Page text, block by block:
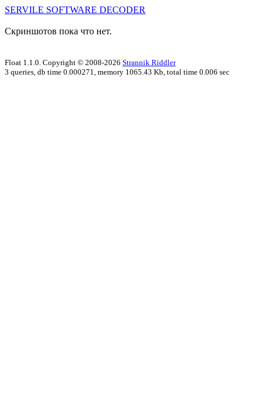
SERVILE SOFTWARE DECODER
Скриншотов пока что нет.
Float 1.1.0. Copyright © 2008-2026 Strannik Riddler
3 queries, db time 0.000271, memory 1065.43 Kb, total time 0.006 sec